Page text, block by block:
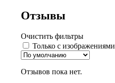
Отзывы
Очистить фильтры
Только с изображениями
Отзывов пока нет.